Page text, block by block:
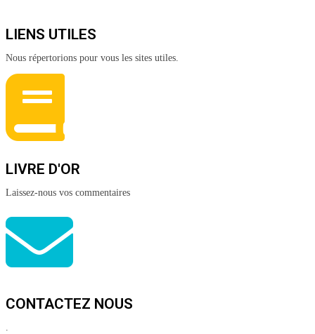
LIENS UTILES
Nous répertorions pour vous les sites utiles.
LIVRE D'OR
Laissez-nous vos commentaires
CONTACTEZ NOUS